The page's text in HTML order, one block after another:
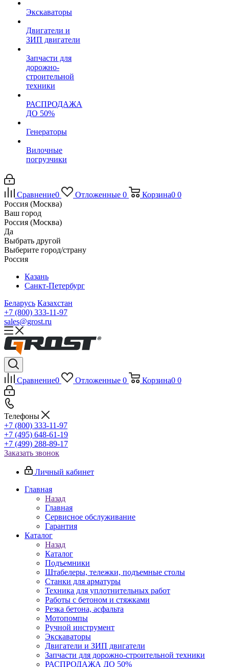
Экскаваторы
Двигатели и
ЗИП двигатели
Запчасти для
дорожно-
строительной
техники
РАСПРОДАЖА
ДО 50%
Генераторы
Вилочные
погрузчики
Сравнение0 Отложенные 0 Корзина0 0
Россия (Москва)
Ваш город
Россия (Москва)
Да
Выбрать другой
Выберите город/страну
Россия
Казань
Санкт-Петербург
Беларусь Казахстан
+7 (800) 333-11-97
sales@grost.ru
Сравнение0 Отложенные 0 Корзина0 0
Телефоны
+7 (800) 333-11-97
+7 (495) 648-61-19
+7 (499) 288-89-17
Заказать звонок
Личный кабинет
Главная
Назад
Главная
Сервисное обслуживание
Гарантия
Каталог
Назад
Каталог
Подъемники
Штабелеры, тележки, подъемные столы
Станки для арматуры
Техника для уплотнительных работ
Работы с бетоном и стяжками
Резка бетона, асфальта
Мотопомпы
Ручной инструмент
Экскаваторы
Двигатели и ЗИП двигатели
Запчасти для дорожно-строительной техники
РАСПРОДАЖА ДО 50%